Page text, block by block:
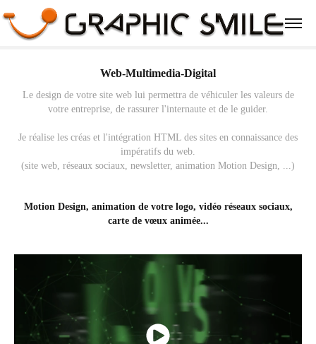
Web-Multimedia-Digital
Le design de votre site web lui permettra de véhiculer les valeurs de
votre entreprise, de rassurer l'internaute et de le guider.
Je réalise les créas et l'intégration HTML des sites en connaissance des
impératifs du web.
Motion Design, animation de votre logo, vidéo réseaux sociaux,
carte de vœux animée...